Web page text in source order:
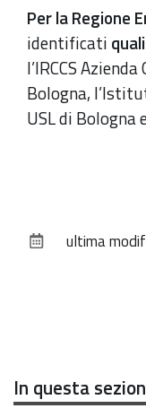
Per la Regione
identificati
l’IRCCS
Bologna,
USL di Bologna
documento
ultima
In questa